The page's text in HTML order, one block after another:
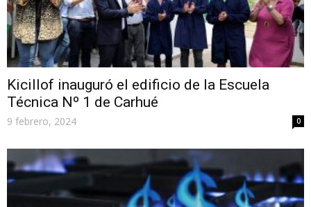
Kicillof inauguró el edificio de la Escuela
Técnica Nº 1 de Carhué
9 febrero, 2024 0